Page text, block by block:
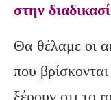
στην
Θα θέλαμε οι
που
ξέρουν οτι το